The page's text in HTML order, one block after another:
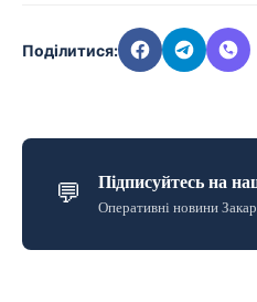
Поділитися:
💬 Підписуйтесь на
Оперативні новини